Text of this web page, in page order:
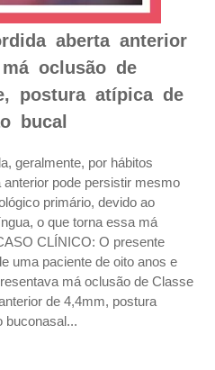
aberta anterior
oclusão de
postura atípica de
bucal
geralmente, por hábitos
pode persistir mesmo
primário, devido ao
o que torna essa má
CLÍNICO: O presente
uma paciente de oito anos e
má oclusão de Classe
de 4,4mm, postura
buconasal...